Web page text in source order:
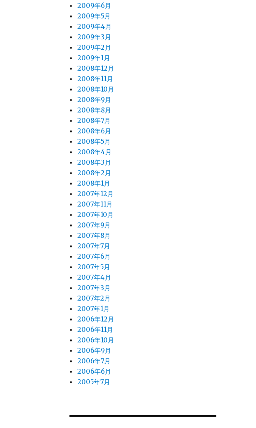
2009年6月
2009年5月
2009年4月
2009年3月
2009年2月
2009年1月
2008年12月
2008年11月
2008年10月
2008年9月
2008年8月
2008年7月
2008年6月
2008年5月
2008年4月
2008年3月
2008年2月
2008年1月
2007年12月
2007年11月
2007年10月
2007年9月
2007年8月
2007年7月
2007年6月
2007年5月
2007年4月
2007年3月
2007年2月
2007年1月
2006年12月
2006年11月
2006年10月
2006年9月
2006年7月
2006年6月
2005年7月